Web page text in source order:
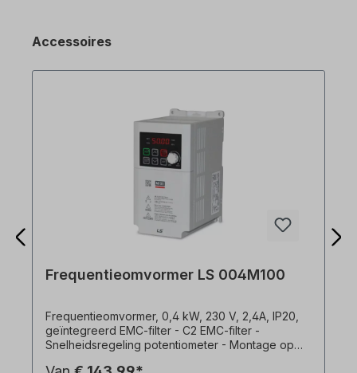
Accessoires
Frequentieomvormer LS 004M100
Frequentieomvormer, 0,4 kW, 230 V, 2,4A, IP20,
geïntegreerd EMC-filter - C2 EMC-filter -
Snelheidsregeling potentiometer - Montage op